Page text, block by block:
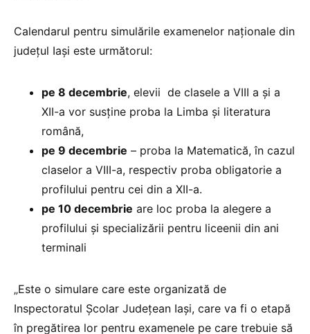
Calendarul pentru simulările examenelor naționale din
județul Iași este următorul:
pe 8 decembrie, elevii de clasele a VIII a și a
XII-a vor susține proba la Limba și literatura
română,
pe 9 decembrie – proba la Matematică, în cazul
claselor a VIII-a, respectiv proba obligatorie a
profilului pentru cei din a XII-a.
pe 10 decembrie are loc proba la alegere a
profilului și specializării pentru liceenii din ani
terminali
„Este o simulare care este organizată de
Inspectoratul Școlar Județean Iași, care va fi o etapă
în pregătirea lor pentru examenele pe care trebuie să